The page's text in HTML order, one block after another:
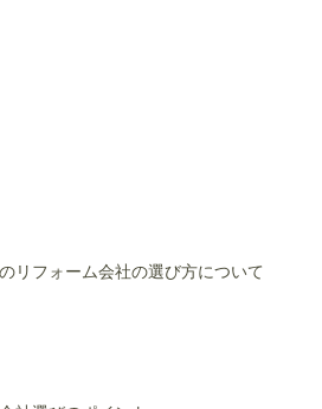
リフォーム会社の選び方について